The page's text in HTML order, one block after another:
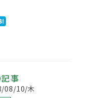
事
08/10/木